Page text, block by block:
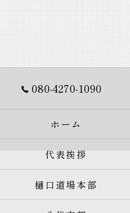
080-4270-1090
ホーム
代表挨拶
樋口道場本部